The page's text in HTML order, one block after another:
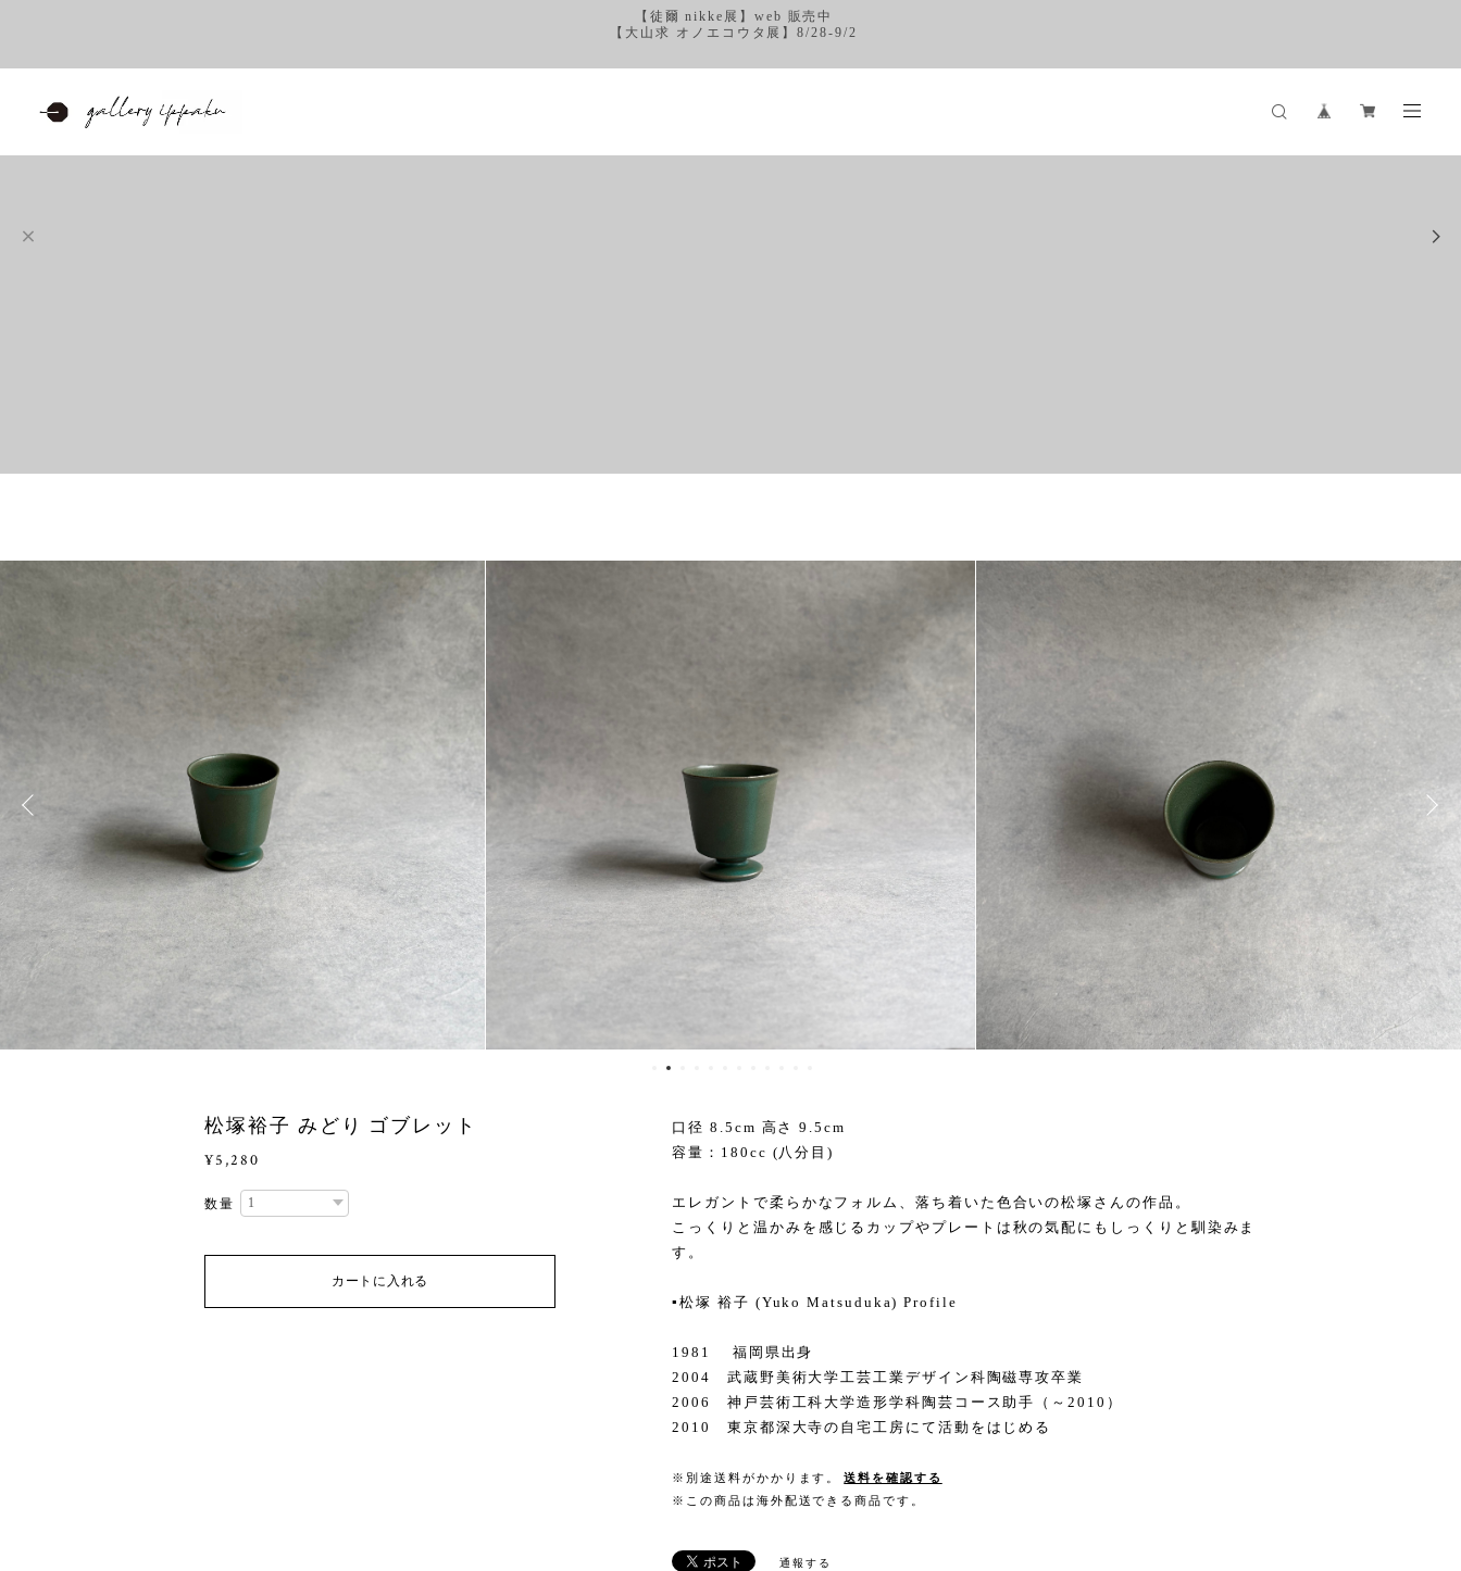
【徒爾 nikke展】web 販売中
【大山求 オノエコウタ展】8/28-9/2
松塚裕子 みどり ゴブレット
¥5,280
数量
カートに入れる
口径 8.5cm 高さ 9.5cm
容量：180cc (八分目)
エレガントで柔らかなフォルム、落ち着いた色合いの松塚さんの作品。
こっくりと温かみを感じるカップやプレートは秋の気配にもしっくりと馴染みま
す。
▪️松塚 裕子 (Yuko Matsuduka) Profile
1981 福岡県出身
2004 武蔵野美術大学工芸工業デザイン科陶磁専攻卒業
2006 神戸芸術工科大学造形学科陶芸コース助手（～2010）
2010 東京都深大寺の自宅工房にて活動をはじめる
※別途送料がかかります。
送料を確認する
※この商品は海外配送できる商品です。
通報する